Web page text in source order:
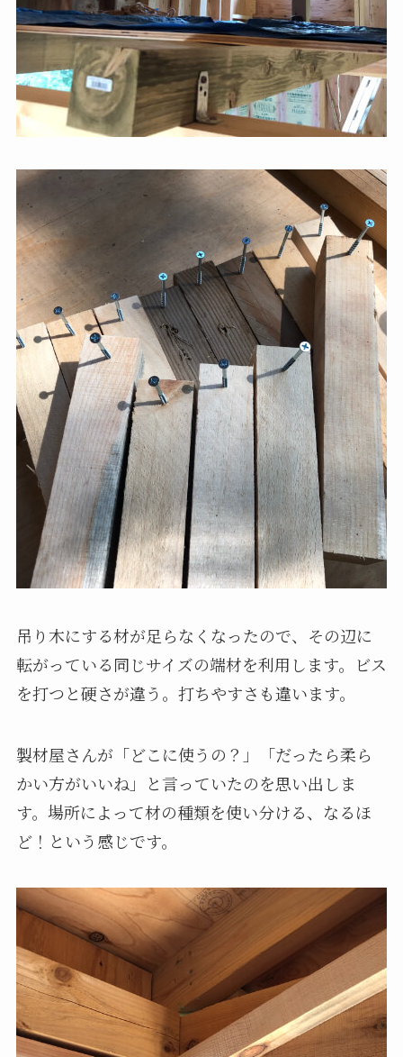
吊り木にする材が足らなくなったので、その辺に
転がっている同じサイズの端材を利用します。ビス
を打つと硬さが違う。打ちやすさも違います。
製材屋さんが「どこに使うの？」「だったら柔ら
かい方がいいね」と言っていたのを思い出しま
す。場所によって材の種類を使い分ける、なるほ
ど！という感じです。